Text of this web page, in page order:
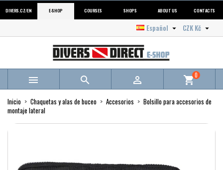
DIVERS.CZ/EN E-SHOP COURSES SHOPS ABOUT US CONTACTS
CZK Kč 
Español 
   shopping_cart0
Inicio Chaquetas y alas de buceo Accesorios
Bolsillo para accesorios de
montaje lateral